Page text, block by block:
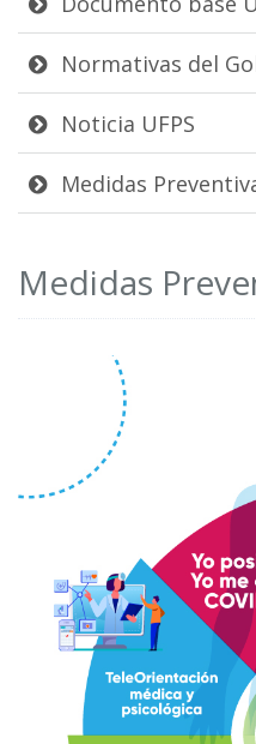
Normativas del
Noticia UFPS
Medidas
Medidas